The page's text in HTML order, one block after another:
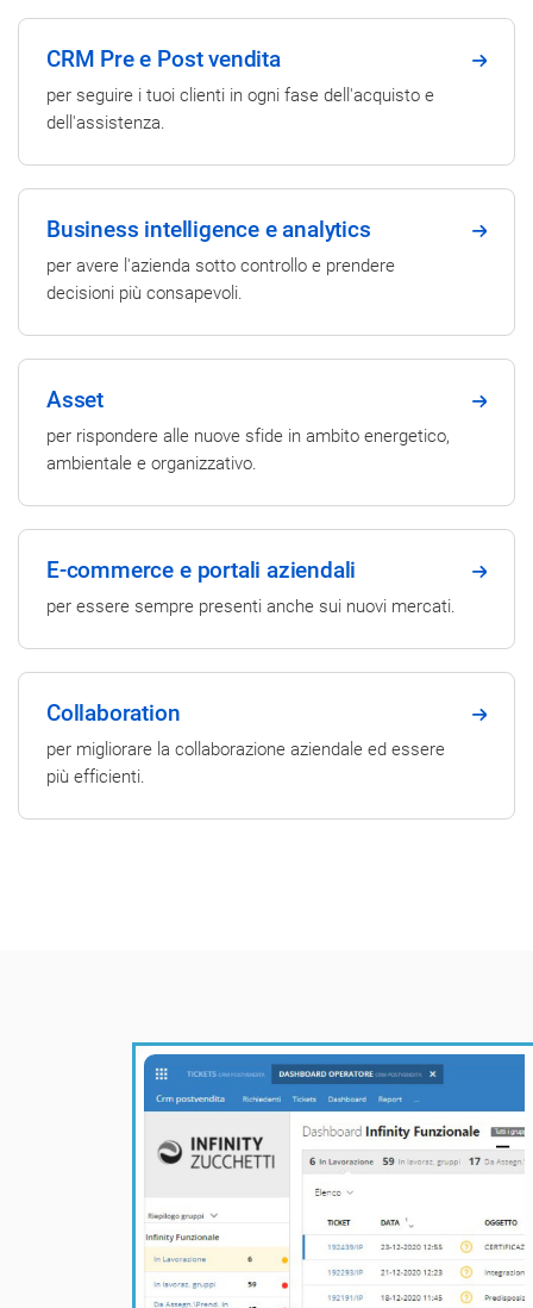
CRM Pre e Post vendita
per seguire i tuoi clienti in ogni fase dell'acquisto e
dell'assistenza.
Business intelligence e analytics
per avere l'azienda sotto controllo e prendere
decisioni più consapevoli.
Asset
per rispondere alle nuove sfide in ambito energetico,
ambientale e organizzativo.
E-commerce e portali aziendali
per essere sempre presenti anche sui nuovi mercati.
Collaboration
per migliorare la collaborazione aziendale ed essere
più efficienti.